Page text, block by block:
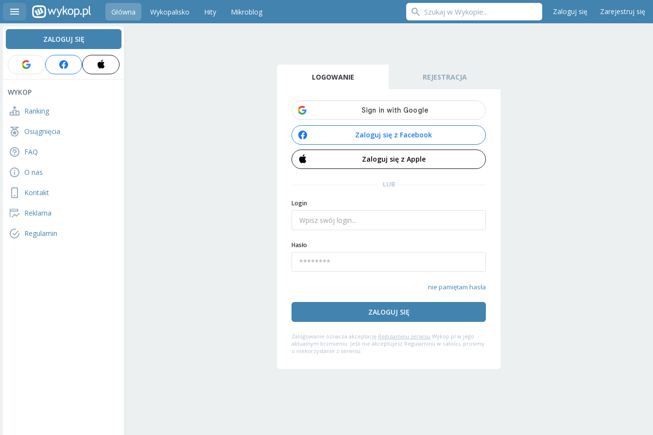
Główna Wykopalisko Hity Mikroblog Zaloguj się Zarejestruj się
ZALOGUJ SIĘ
WYKOP
Ranking
Osiągnięcia
FAQ
O nas
Kontakt
Reklama
Regulamin
LOGOWANIE REJESTRACJA
Zaloguj się z Facebook
Zaloguj się z Apple
LUB
Login
Hasło
nie pamiętam hasła
ZALOGUJ SIĘ
Zalogowanie oznacza akceptację Regulaminu serwisu Wykop.pl w jego
aktualnym brzmieniu. Jeśli nie akceptujesz Regulaminu w całości, prosimy
o niekorzystanie z serwisu.